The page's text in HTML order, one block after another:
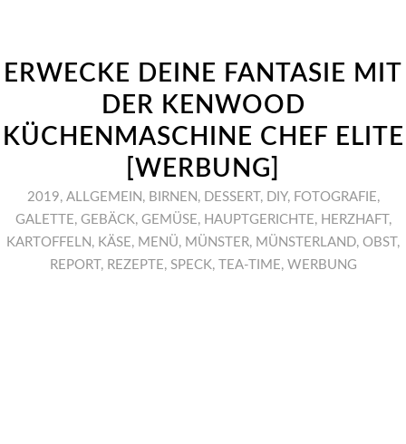
ERWECKE DEINE FANTASIE MIT
DER KENWOOD
KÜCHENMASCHINE CHEF ELITE
[WERBUNG]
2019, ALLGEMEIN , BIRNEN , DESSERT , DIY, FOTOGRAFIE ,
GALETTE , GEBÄCK, GEMÜSE , HAUPTGERICHTE , HERZHAFT ,
KARTOFFELN , KÄSE , MENÜ, MÜNSTER, MÜNSTERLAND, OBST ,
REPORT , REZEPTE , SPECK, TEA-TIME , WERBUNG